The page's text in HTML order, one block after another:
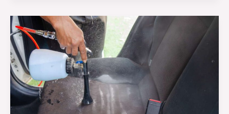
zur
Pflege
von
Autoreifen:
Die
besten